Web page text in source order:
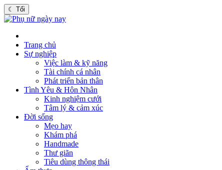
☾ Tối
Trang chủ
Sự nghiệp
Việc làm & kỹ năng
Tài chính cá nhân
Phát triển bản thân
Tình Yêu & Hôn Nhân
Kinh nghiệm cưới
Tâm lý & cảm xúc
Đời sống
Mẹo hay
Khám phá
Handmade
Thư giãn
Tiêu dùng thông thái